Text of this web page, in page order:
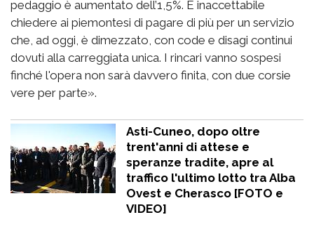
pedaggio è aumentato dell’1,5%. È inaccettabile
chiedere ai piemontesi di pagare di più per un servizio
che, ad oggi, è dimezzato, con code e disagi continui
dovuti alla carreggiata unica. I rincari vanno sospesi
finché l'opera non sarà davvero finita, con due corsie
vere per parte».
Asti-Cuneo, dopo oltre
trent'anni di attese e
speranze tradite, apre al
traffico l'ultimo lotto tra Alba
Ovest e Cherasco [FOTO e
VIDEO]